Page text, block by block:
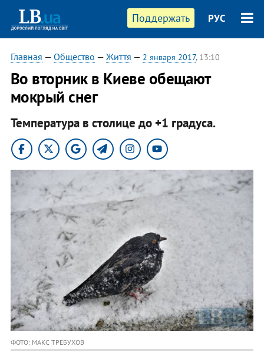
Поддержать РУС
Главная — Общество — Життя — 2 января 2017, 13:10
Во вторник в Киеве обещают
мокрый снег
Температура в столице до +1 градуса.
ФОТО: МАКС ТРЕБУХОВ